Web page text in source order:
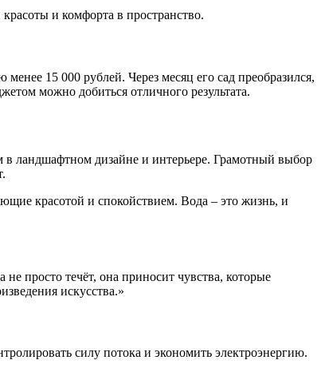
и комфорта в пространство.
15 000 рублей. Через месяц его сад преобразился,
можно добиться отличного результата.
в ландшафтном дизайне и интерьере. Грамотный выбор
красотой и спокойствием. Вода – это жизнь, и
просто течёт, она приносит чувства, которые
искусства.»
силу потока и экономить электроэнергию.